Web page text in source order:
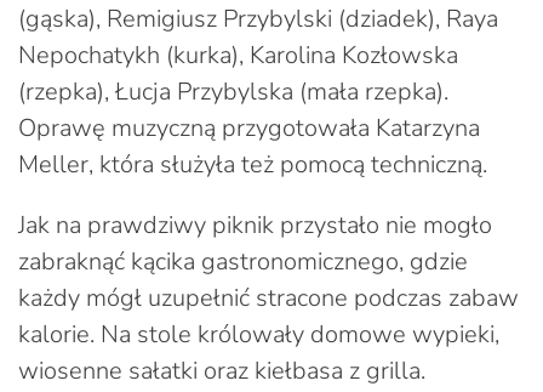
(gąska), Remigiusz Przybylski (dziadek), Raya
Nepochatykh (kurka), Karolina Kozłowska
(rzepka), Łucja Przybylska (mała rzepka).
Oprawę muzyczną przygotowała Katarzyna
Meller, która służyła też pomocą techniczną.
Jak na prawdziwy piknik przystało nie mogło
zabraknąć kącika gastronomicznego, gdzie
każdy mógł uzupełnić stracone podczas zabaw
kalorie. Na stole królowały domowe wypieki,
wiosenne sałatki oraz kiełbasa z grilla.